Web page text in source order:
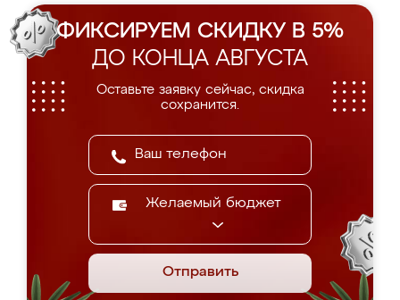
ФИКСИРУЕМ СКИДКУ В 5%
ДО КОНЦА АВГУСТА
Оставьте заявку сейчас, скидка
сохранится.
Желаемый бюджет
Отправить